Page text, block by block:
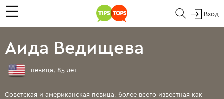
☰ Вход
Аида Ведищева
певица, 85 лет
Советская и американская певица, более всего известная как